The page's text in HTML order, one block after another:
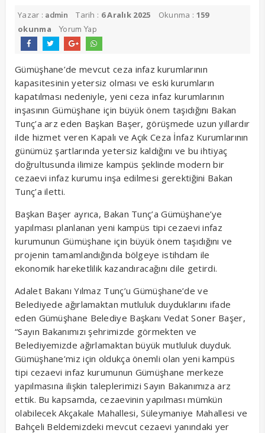
Yazar : admin Tarih : 6 Aralık 2025 Okunma : 159
okunma
Yorum Yap
Gümüşhane’de mevcut ceza infaz kurumlarının
kapasitesinin yetersiz olması ve eski kurumların
kapatılması nedeniyle, yeni ceza infaz kurumlarının
inşasının Gümüşhane için büyük önem taşıdığını Bakan
Tunç’a arz eden Başkan Başer, görüşmede uzun yıllardır
ilde hizmet veren Kapalı ve Açık Ceza İnfaz Kurumlarının
günümüz şartlarında yetersiz kaldığını ve bu ihtiyaç
doğrultusunda ilimize kampüs şeklinde modern bir
cezaevi infaz kurumu inşa edilmesi gerektiğini Bakan
Tunç’a iletti.
Başkan Başer ayrıca, Bakan Tunç’a Gümüşhane’ye
yapılması planlanan yeni kampüs tipi cezaevi infaz
kurumunun Gümüşhane için büyük önem taşıdığını ve
projenin tamamlandığında bölgeye istihdam ile
ekonomik hareketlilik kazandıracağını dile getirdi.
Adalet Bakanı Yılmaz Tunç’u Gümüşhane’de ve
Belediyede ağırlamaktan mutluluk duyduklarını ifade
eden Gümüşhane Belediye Başkanı Vedat Soner Başer,
“Sayın Bakanımızı şehrimizde görmekten ve
Belediyemizde ağırlamaktan büyük mutluluk duyduk.
Gümüşhane’miz için oldukça önemli olan yeni kampüs
tipi cezaevi infaz kurumunun Gümüşhane merkeze
yapılmasına ilişkin taleplerimizi Sayın Bakanımıza arz
ettik. Bu kapsamda, cezaevinin yapılması mümkün
olabilecek Akçakale Mahallesi, Süleymaniye Mahallesi ve
Bahçeli Beldemizdeki mevcut cezaevi yanındaki yer